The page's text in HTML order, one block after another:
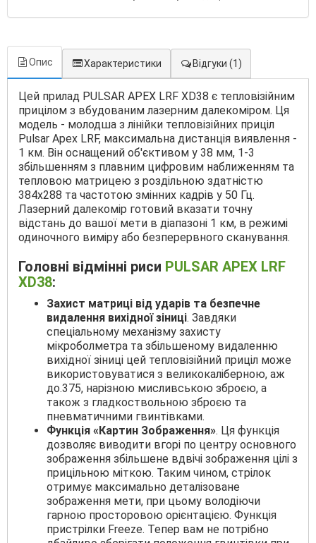
Опис Характеристики Відгуки (1)
Цей прилад PULSAR APEX LRF XD38 є тепловізійним
прицілом з вбудованим лазерним далекоміром. Ця
модель - молодша з лінійки тепловізійних приціл
Pulsar Apex LRF, максимальна дистанція виявлення -
1 км. Він оснащений об'єктивом у 38 мм, 1-3
збільшенням з плавним цифровим наближенням та
тепловою матрицею з роздільною здатністю
384x288 та частотою змінних кадрів у 50 Гц.
Лазерний далекомір готовий вказати точну
відстань до вашої мети в діапазоні 1 км, в режимі
одиночного виміру або безперервного сканування.
Головні відмінні риси PULSAR APEX LRF
XD38:
Захист матриці від ударів та безпечне
видалення вихідної зіниці. Завдяки
спеціальному механізму захисту
мікроболметра та збільшеному видаленню
вихідної зіниці цей тепловізійний приціл може
використовуватися з великокаліберною, аж
до.375, нарізною мисливською зброєю, а
також з гладкоствольною зброєю та
пневматичними гвинтівками.
Функція «Картин Зображення». Ця функція
дозволяє виводити вгорі по центру основного
зображення збільшене вдвічі зображення цілі з
прицільною міткою. Таким чином, стрілок
отримує максимально деталізоване
зображення мети, при цьому володіючи
гарною просторовою орієнтацією. Функція
пристрілки Freeze. Тепер вам не потрібно